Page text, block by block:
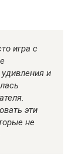
игра с
и
эти
не